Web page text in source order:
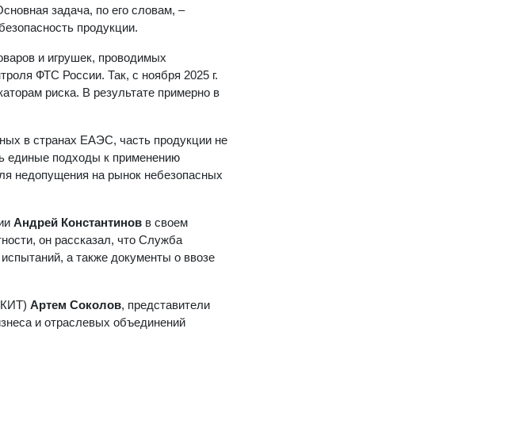
задача, по его словам, –
продукции.
и игрушек, проводимых
ФТС России. Так, с ноября 2025 г.
риска. В результате примерно в
в странах ЕАЭС, часть продукции не
единые подходы к применению
недопущения на рынок небезопасных
Андрей Константинов в своем
он рассказал, что Служба
а также документы о ввозе
Артем Соколов, представители
и отраслевых объединений